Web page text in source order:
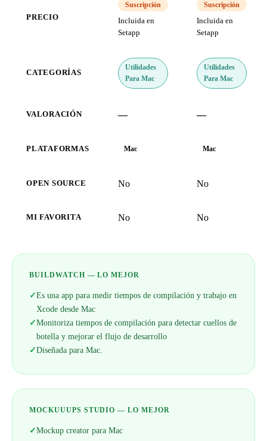
PRECIO
Suscripción
Incluida en
Setapp
Suscripción
Incluida en
Setapp
CATEGORÍAS
Utilidades
Para Mac
Utilidades
Para Mac
VALORACIÓN — —
PLATAFORMAS Mac Mac
OPEN SOURCE No No
MI FAVORITA No No
BUILDWATCH — LO MEJOR
✓Es una app para medir tiempos de compilación y trabajo en
Xcode desde Mac
✓Monitoriza tiempos de compilación para detectar cuellos de
botella y mejorar el flujo de desarrollo
✓Diseñada para Mac.
MOCKUUUPS STUDIO — LO MEJOR
✓Mockup creator para Mac